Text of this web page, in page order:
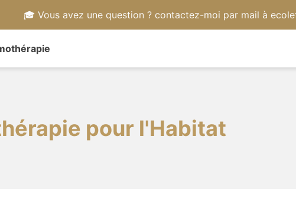
🎓 Vous avez une question ? contactez-moi par mail à
pour l'Habitat